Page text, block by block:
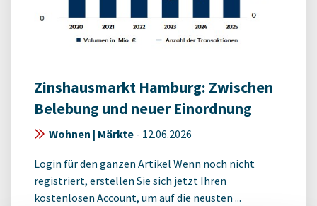
Zinshausmarkt Hamburg: Zwischen
Belebung und neuer Einordnung
Wohnen | Märkte - 12.06.2026
Login für den ganzen Artikel Wenn noch nicht
registriert, erstellen Sie sich jetzt Ihren
kostenlosen Account, um auf die neusten ...